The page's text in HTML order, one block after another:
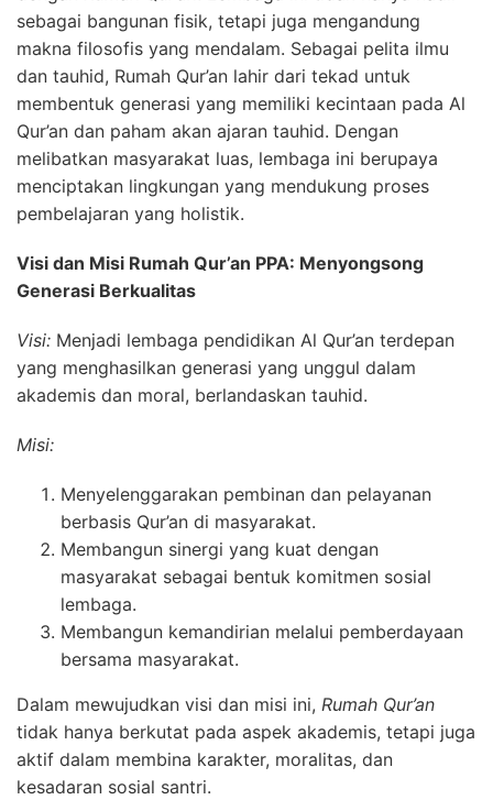
sebagai bangunan fisik, tetapi juga mengandung
makna filosofis yang mendalam. Sebagai pelita ilmu
dan tauhid, Rumah Qur’an lahir dari tekad untuk
membentuk generasi yang memiliki kecintaan pada Al
Qur’an dan paham akan ajaran tauhid. Dengan
melibatkan masyarakat luas, lembaga ini berupaya
menciptakan lingkungan yang mendukung proses
pembelajaran yang holistik.
Visi dan Misi Rumah Qur’an PPA: Menyongsong
Generasi Berkualitas
Visi: Menjadi lembaga pendidikan Al Qur’an terdepan
yang menghasilkan generasi yang unggul dalam
akademis dan moral, berlandaskan tauhid.
Misi:
Menyelenggarakan pembinan dan pelayanan
berbasis Qur’an di masyarakat.
Membangun sinergi yang kuat dengan
masyarakat sebagai bentuk komitmen sosial
lembaga.
Membangun kemandirian melalui pemberdayaan
bersama masyarakat.
Dalam mewujudkan visi dan misi ini, Rumah Qur’an
tidak hanya berkutat pada aspek akademis, tetapi juga
aktif dalam membina karakter, moralitas, dan
kesadaran sosial santri.